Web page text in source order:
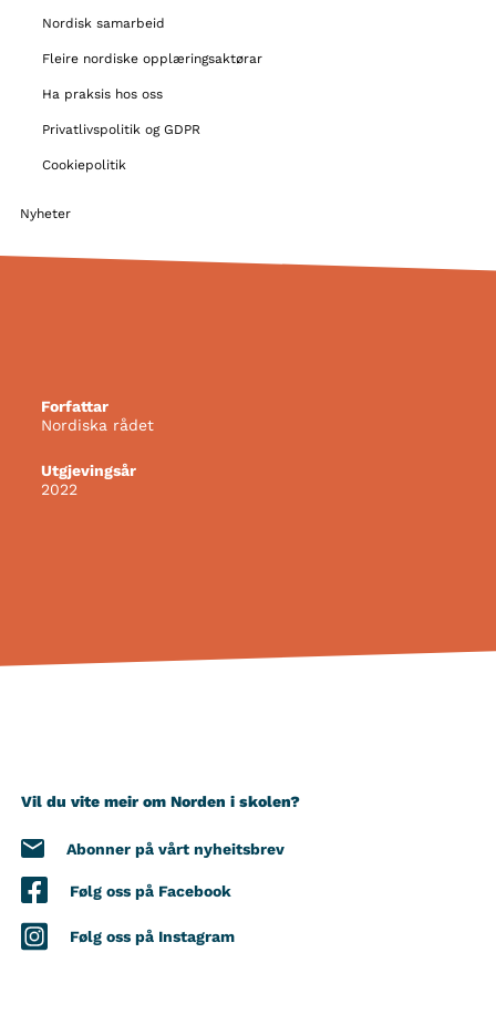
Nordisk samarbeid
Fleire nordiske opplæringsaktørar
Ha praksis hos oss
Privatlivspolitik og GDPR
Cookiepolitik
Nyheter
Forfattar
Nordiska rådet
Utgjevingsår
2022
Vil du vite meir om Norden i skolen?
Abonner på vårt nyheitsbrev
Følg oss på Facebook
Følg oss på Instagram